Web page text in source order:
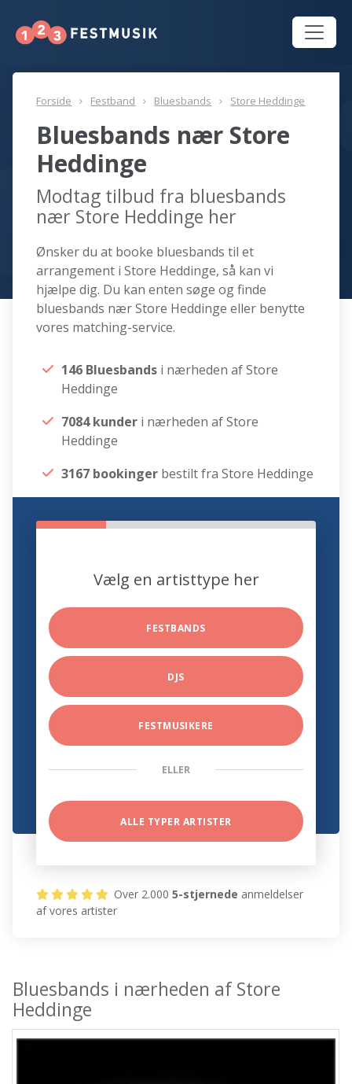
Forside Festband Bluesbands Store Heddinge
Bluesbands nær Store
Heddinge
Modtag tilbud fra bluesbands
nær Store Heddinge her
Ønsker du at booke bluesbands til et
arrangement i Store Heddinge, så kan vi
hjælpe dig. Du kan enten søge og finde
bluesbands nær Store Heddinge eller benytte
vores matching-service.
146 Bluesbands i nærheden af Store
Heddinge
7084 kunder i nærheden af Store
Heddinge
3167 bookinger bestilt fra Store Heddinge
Vælg en artisttype her
FESTBANDS
DJS
FESTMUSIKERE
ELLER
ALLE TYPER ARTISTER
Over 2.0005-stjernede anmeldelser
af vores artister
Bluesbands i nærheden af Store
Heddinge